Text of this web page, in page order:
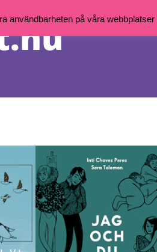
användbarheten på våra